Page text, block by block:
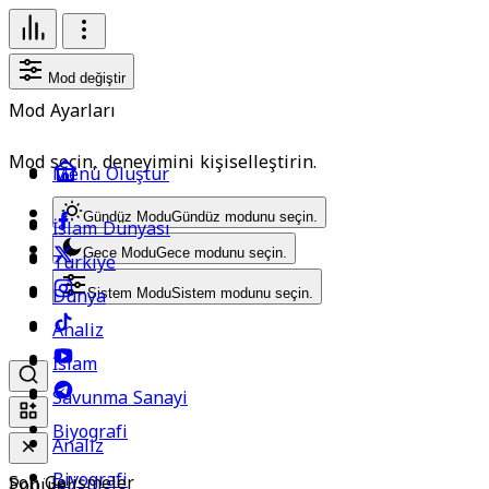
Mod değiştir
Mod Ayarları
Mod seçin, deneyimini kişiselleştirin.
Gündüz ModuGündüz modunu seçin.
Gece ModuGece modunu seçin.
Sistem ModuSistem modunu seçin.
Menü Oluştur
Analiz
Biyografi
İslam Dünyası
Türkiye
Dünya
Analiz
İslam
Savunma Sanayi
Biyografi